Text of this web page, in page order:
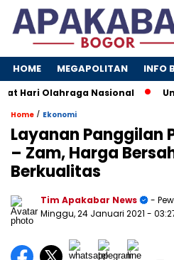
HOME MEGAPOLITAN INFO
Hari Olahraga Nasional
Home / Ekonomi
Layanan Panggilan
– Zam, Harga
Berkualitas
Tim Apakabar News
-
Minggu, 24 Januari 2021 -